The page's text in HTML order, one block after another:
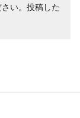
い。投稿した